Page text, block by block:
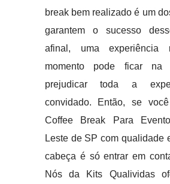
break bem realizado é um
garantem o sucesso
afinal, uma experiência
momento pode ficar na
prejudicar toda a
convidado. Então, se
Coffee Break Para
Leste de SP com qualidade
cabeça é só entrar em
Nós da Kits Qualividas